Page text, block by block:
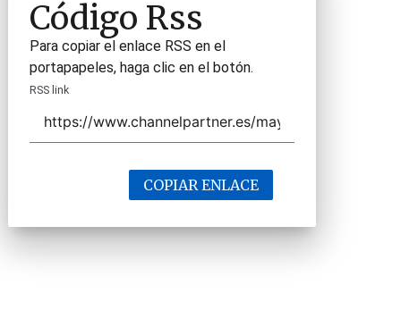
Código Rss
Para copiar el enlace RSS en el
portapapeles, haga clic en el botón.
RSS link
COPIAR ENLACE